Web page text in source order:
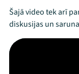
Šajā video tek arī
diskusijas un